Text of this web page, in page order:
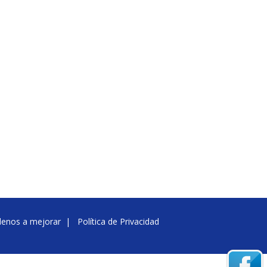
a mejorar| Política de Privacidad